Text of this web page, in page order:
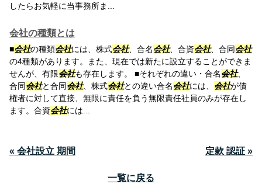
したらお気軽に当事務所ま...
会社の種類とは
■会社の種類会社には、株式会社、合名会社、合資会社、合同会社
の4種類があります。また、現在では新たに設立することができま
せんが、有限会社も存在します。 ■それぞれの違い・合名会社、
合同会社と合同会社、株式会社との違い合名会社には、 会社が債
権者に対して直接、無限に責任を負う無限責任社員のみが存在し
ます。合資会社には...
« 会社設立 期間 定款 認証 »
一覧に戻る